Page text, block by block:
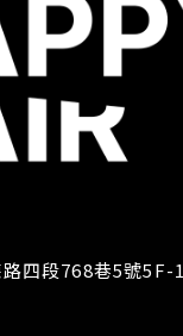
四段768巷5號5F-1